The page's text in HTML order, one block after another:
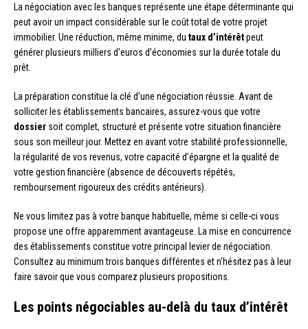
La négociation avec les banques représente une étape déterminante qui
peut avoir un impact considérable sur le coût total de votre projet
immobilier. Une réduction, même minime, du taux d’intérêtpeut
générer plusieurs milliers d’euros d’économies sur la durée totale du
prêt.
La préparation constitue la clé d’une négociation réussie. Avant de
solliciter les établissements bancaires, assurez-vous que votre
dossier soit complet, structuré et présente votre situation financière
sous son meilleur jour. Mettez en avant votre stabilité professionnelle,
la régularité de vos revenus, votre capacité d’épargne et la qualité de
votre gestion financière (absence de découverts répétés,
remboursement rigoureux des crédits antérieurs).
Ne vous limitez pas à votre banque habituelle, même si celle-ci vous
propose une offre apparemment avantageuse. La mise en concurrence
des établissements constitue votre principal levier de négociation.
Consultez au minimum trois banques différentes et n’hésitez pas à leur
faire savoir que vous comparez plusieurs propositions.
Les points négociables au-delà du taux d’intérêt